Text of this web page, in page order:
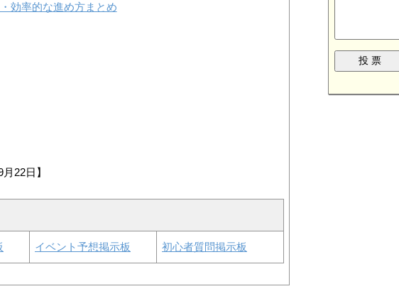
効率的な進め方まとめ
月22日】
イベント予想掲示板 初心者質問掲示板